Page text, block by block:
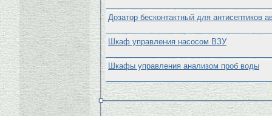
Дозатор бесконтактный для антисептиков
Шкаф управления насосом ВЗУ
Шкафы управления анализом проб воды